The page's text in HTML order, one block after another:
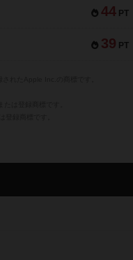
44 PT
39 PT